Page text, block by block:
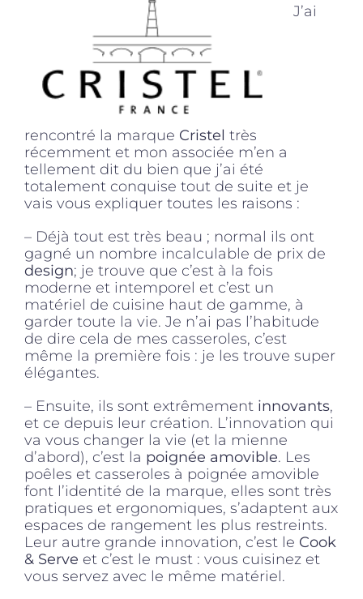
Produits sains
Click and collect
Traiteur
Cours
Accessoires
Offres
J’ai
rencontré la marque Cristel très
récemment et mon associée m’en a
tellement dit du bien que j’ai été
totalement conquise tout de suite et je
vais vous expliquer toutes les raisons :
– Déjà tout est très beau ; normal ils ont
gagné un nombre incalculable de prix de
design; je trouve que c’est à la fois
moderne et intemporel et c’est un
matériel de cuisine haut de gamme, à
garder toute la vie. Je n’ai pas l’habitude
de dire cela de mes casseroles, c’est
même la première fois : je les trouve super
élégantes.
– Ensuite, ils sont extrêmement innovants,
et ce depuis leur création. L’innovation qui
va vous changer la vie (et la mienne
d’abord), c’est la poignée amovible. Les
poêles et casseroles à poignée amovible
font l’identité de la marque, elles sont très
pratiques et ergonomiques, s’adaptent aux
espaces de rangement les plus restreints.
Leur autre grande innovation, c’est le Cook
& Serve et c’est le must : vous cuisinez et
vous servez avec le même matériel.